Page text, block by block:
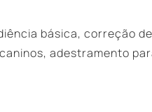
básica, correção de
adestramento